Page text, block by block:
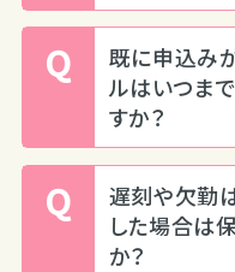
Q
既に申込み
ルはいつま
すか？
Q
遅刻や欠勤
した場合は
か？